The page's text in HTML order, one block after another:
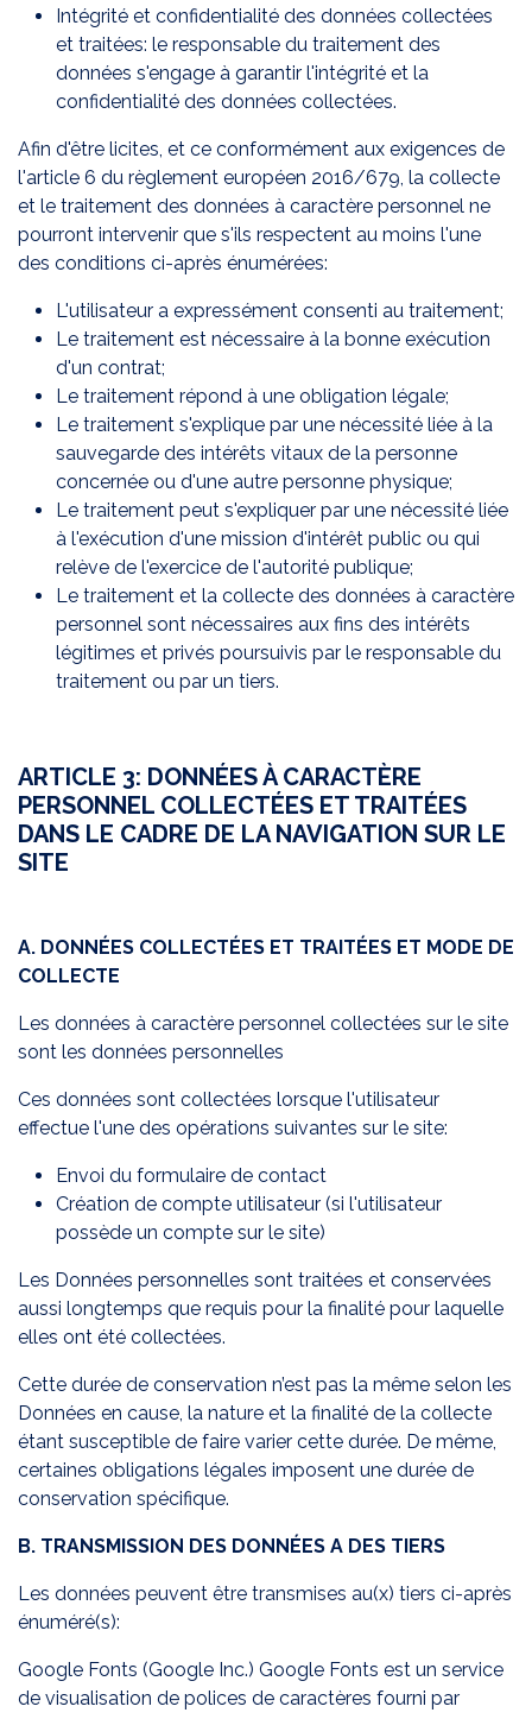
Intégrité et confidentialité des données collectées
et traitées: le responsable du traitement des
données s'engage à garantir l'intégrité et la
confidentialité des données collectées.
Afin d'être licites, et ce conformément aux exigences de
l'article 6 du règlement européen 2016/679, la collecte
et le traitement des données à caractère personnel ne
pourront intervenir que s'ils respectent au moins l'une
des conditions ci-après énumérées:
L'utilisateur a expressément consenti au traitement;
Le traitement est nécessaire à la bonne exécution
d'un contrat;
Le traitement répond à une obligation légale;
Le traitement s'explique par une nécessité liée à la
sauvegarde des intérêts vitaux de la personne
concernée ou d'une autre personne physique;
Le traitement peut s'expliquer par une nécessité liée
à l'exécution d'une mission d'intérêt public ou qui
relève de l'exercice de l'autorité publique;
Le traitement et la collecte des données à caractère
personnel sont nécessaires aux fins des intérêts
légitimes et privés poursuivis par le responsable du
traitement ou par un tiers.
ARTICLE 3: DONNÉES À CARACTÈRE
PERSONNEL COLLECTÉES ET TRAITÉES
DANS LE CADRE DE LA NAVIGATION SUR LE
SITE
A. DONNÉES COLLECTÉES ET TRAITÉES ET MODE DE
COLLECTE
Les données à caractère personnel collectées sur le site
sont les données personnelles
Ces données sont collectées lorsque l'utilisateur
effectue l'une des opérations suivantes sur le site:
Envoi du formulaire de contact
Création de compte utilisateur (si l'utilisateur
possède un compte sur le site)
Les Données personnelles sont traitées et conservées
aussi longtemps que requis pour la finalité pour laquelle
elles ont été collectées.
Cette durée de conservation n’est pas la même selon les
Données en cause, la nature et la finalité de la collecte
étant susceptible de faire varier cette durée. De même,
certaines obligations légales imposent une durée de
conservation spécifique.
B. TRANSMISSION DES DONNÉES A DES TIERS
Les données peuvent être transmises au(x) tiers ci-après
énuméré(s):
Google Fonts (Google Inc.) Google Fonts est un service
de visualisation de polices de caractères fourni par